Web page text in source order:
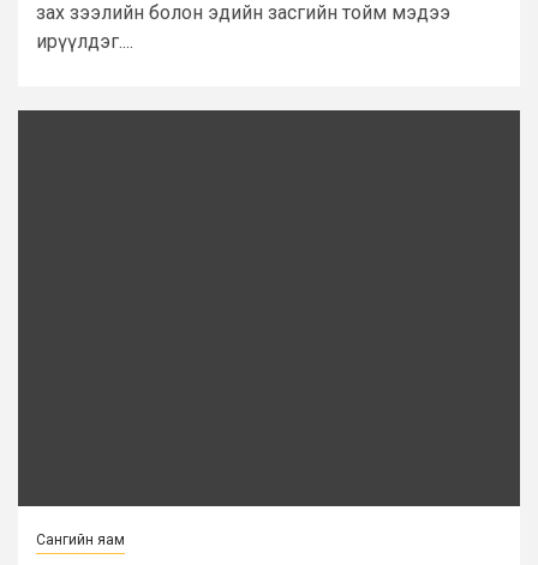
зах зээлийн болон эдийн засгийн тойм мэдээ
ирүүлдэг....
Сангийн яам